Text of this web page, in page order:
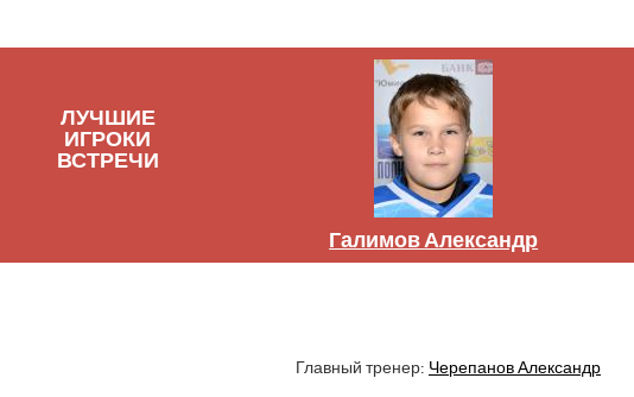
ЛУЧШИЕ
ИГРОКИ
ВСТРЕЧИ
Галимов Александр
Главный тренер: Черепанов Александр